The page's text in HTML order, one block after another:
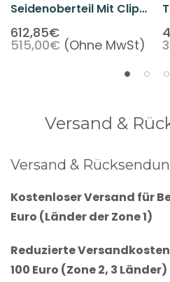
Seidenoberteil Mit Clips
Für Damen
612,85€
515,00€ (Ohne MwSt)
Versand &
Versand &
Kostenloser Versand für
Euro (Länder der Zone 1)
Reduzierte
100 Euro (Zone 2, 3 Länder)